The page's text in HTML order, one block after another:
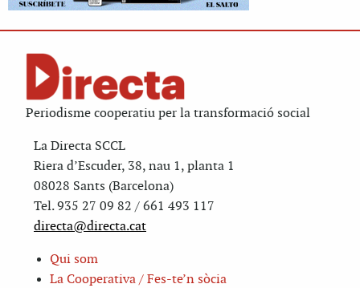
Periodisme cooperatiu per la transformació social
La Directa SCCL
Riera d’Escuder, 38, nau 1, planta 1
08028 Sants (Barcelona)
Tel. 935 27 09 82 / 661 493 117
directa@directa.cat
Qui som
La Cooperativa / Fes-te’n sòcia